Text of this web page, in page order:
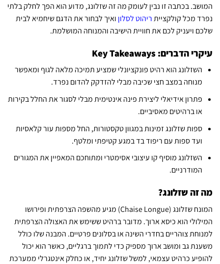
המושב. בכתבה זו נבין לעומק מה זה שזלונג, מדוע הוא הפך לחלק בלתי
נפרד מכל קולקצייתריהוט לסלון ואיך לבחור את הדגם שיחמיא לבית
שלכם ויעניק לכם את חוויית הישיבה והמנוחה המושלמת.
עיקרי הדברים: Key Takeaways
השזלונג הוא רהיט פונקציונלי שמציע תמיכה מלאה לגוף ומאפשר
מנוחה במצב חצי שכיבה מבלי להזדקק להדום נפרד.
פתרון אידיאלי ליצירת פינה אינטימית מבלי לסגור את החלל בקירות
או ברהיטים מאסיביים.
ספות שזלונג זמינות במגוון טקסטורות, החל מספות עור קלאסיות
ועד ספות עם ריפוד בד במגע קטיפתי ומלטף.
השזלונג מוסיף קו עיצובי אסימטרי ומתוחכם המאפיין את המגורים
המודרניים.
מה זה שזלונג?
המונח שזלונג (Chaise Longue) מגיע מהשפה הצרפתית ופירושו
המילולי הוא כיסא ארוך. מדובר ברהיט ששימש את האצולה הצרפתית
למנוחת צוהריים בחדרי השינה או בסלונים פרטיים. המבנה שלו כולל
משענת גב ומושב ארוך מספיק כדי לתמוך ברגליים, כאשר הוא יכול
להופיע כרהיט עצמאי, למשלשזלונג יחיד, או כחלק אינטגרלי ממערכת